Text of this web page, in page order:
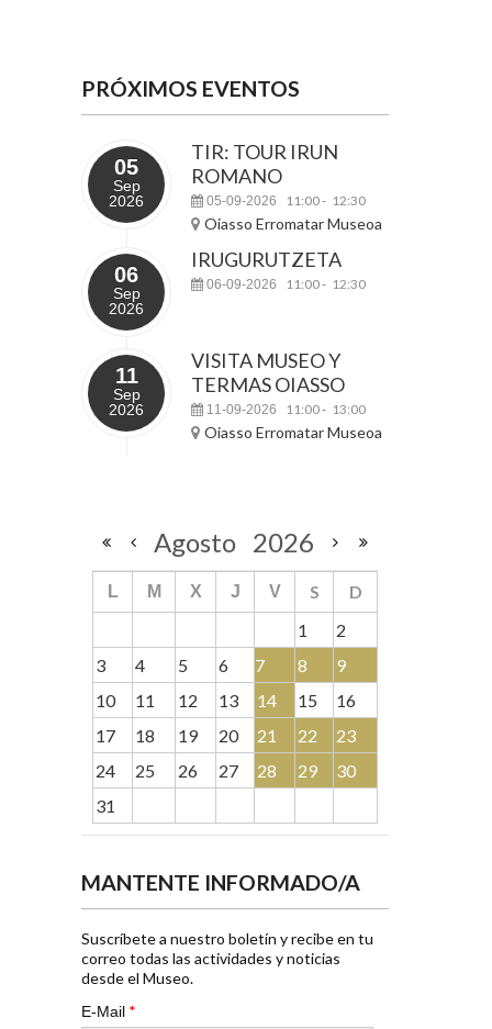
PRÓXIMOS EVENTOS
05
Sep
2026
TIR: TOUR IRUN
ROMANO
05-09-2026 11:00- 12:30
Oiasso Erromatar Museoa
06
Sep
2026
IRUGURUTZETA
06-09-2026 11:00- 12:30
11
Sep
2026
VISITA MUSEO Y
TERMAS OIASSO
11-09-2026 11:00- 13:00
Oiasso Erromatar Museoa
Agosto 2026
L M X J V S
D
1
2
3
4 5 6 7 8
9
10
11 12 13 14 15
16
17
18 19 20 21 22
23
24
25 26 27 28 29
30
31
MANTENTE INFORMADO/A
Suscríbete a nuestro boletín y recibe en tu
correo todas las actividades y noticias
desde el Museo.
E-Mail *